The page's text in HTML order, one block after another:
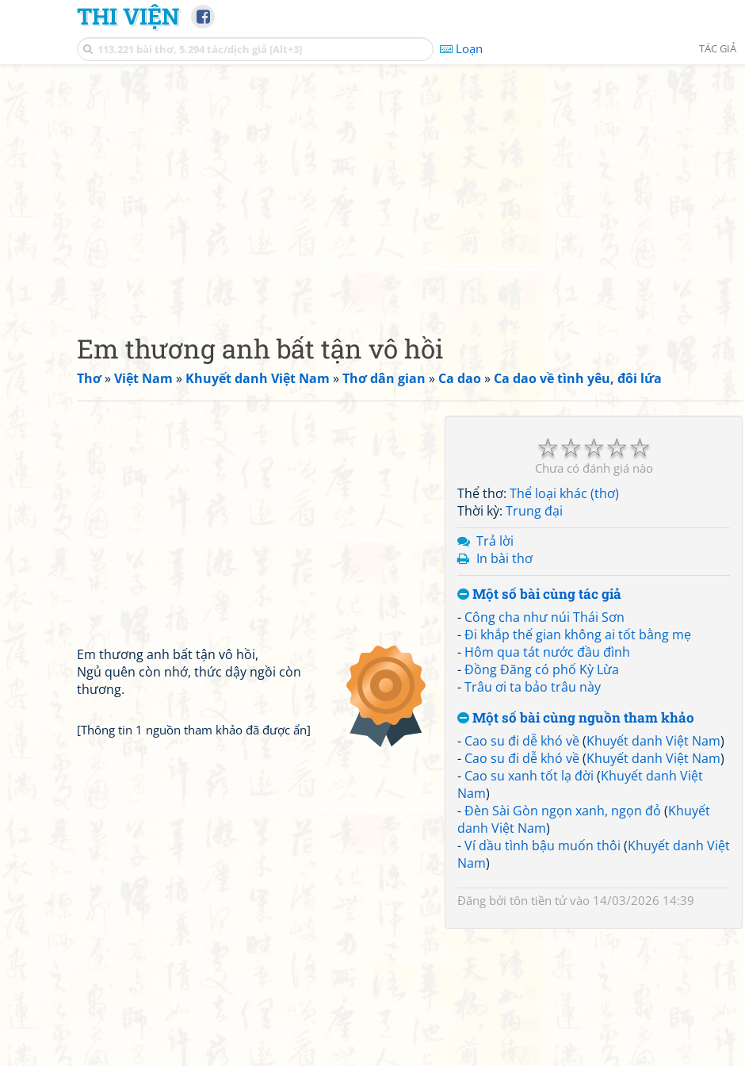
THI VIỆN
Loạn TÁC GIẢ
Em thương anh bất tận vô hồi
Thơ»Việt Nam » Khuyết danh Việt Nam »Thơ dân gian » Ca dao» Ca dao về tình yêu, đôi lứa
☆
☆
☆
☆
☆
Chưa có đánh giá nào
Thể thơ: Thể loại khác (thơ)
Thời kỳ: Trung đại
Trả lời
In bài thơ
Một số bài cùng tác giả
- Công cha như núi Thái Sơn
-Đi khắp thế gian không ai tốt bằng mẹ
- Hôm qua tát nước đầu đình
-Đồng Đăng có phố Kỳ Lừa
-Trâu ơi ta bảo trâu này
Một số bài cùng nguồn tham khảo
- Cao su đi dễ khó về(Khuyết danh Việt Nam)
- Cao su đi dễ khó về(Khuyết danh Việt Nam)
- Cao su xanh tốt lạ đời (Khuyết danh Việt
Nam)
-Đèn Sài Gòn ngọn xanh, ngọn đỏ (Khuyết
danh Việt Nam)
-Ví dầu tình bậu muốn thôi (Khuyết danh Việt
Nam)
Đăng bởi tôn tiền tửvào 14/03/2026 14:39
Em thương anh bất tận vô hồi,
Ngủ quên còn nhớ, thức dậy ngồi còn
thương.
[Thông tin 1 nguồn tham khảo đã được ẩn]